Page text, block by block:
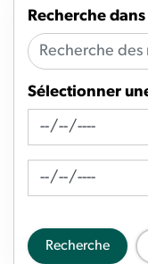
Recherche
Sélectionner
Recherche de fil
Recherche de
Recherche